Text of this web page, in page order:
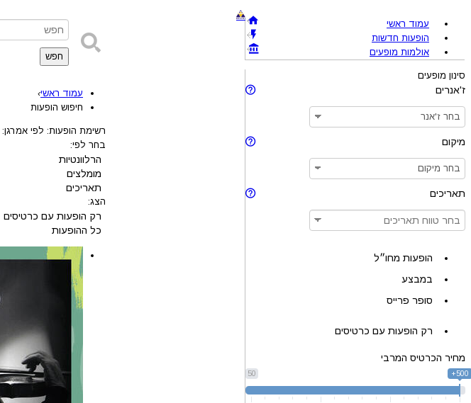
חפש
עמוד ראשי›
חיפוש הופעות
רשימת הופעות: לפי אמרגן:
בחר לפי:
הרלוונטיות
מומלצים
תאריכים
הצג:
רק הופעות עם כרטיסים
כל ההופעות
עמוד ראשי
הופעות חדשות
אולמות מופעים
סינון מופעים
ז'אנרים
מיקום
תאריכים
הופעות מחו״ל
במבצע
סופר פרייס
רק הופעות עם כרטיסים
מחיר הכרטיס המרבי
50 500+